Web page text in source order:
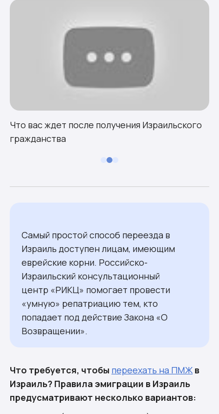
Что вас ждет после получения Израильского
гражданства
Самый простой способ переезда в
Израиль доступен лицам, имеющим
еврейские корни. Российско-
Израильский консультационный
центр «РИКЦ» помогает провести
«умную» репатриацию тем, кто
попадает под действие Закона «О
Возвращении».
Что требуется, чтобы переехать на ПМЖ в
Израиль? Правила эмиграции в Израиль
предусматривают несколько вариантов: